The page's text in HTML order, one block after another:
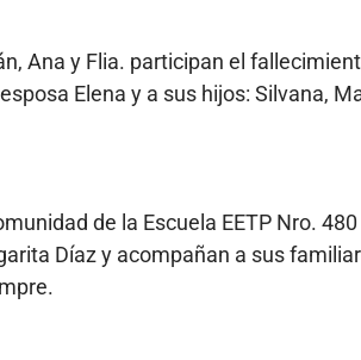
Ana y Flia. participan el
Elena y a sus hijos: Silvana,
de la Escuela EETP Nro. 480
Díaz y acompañan a sus